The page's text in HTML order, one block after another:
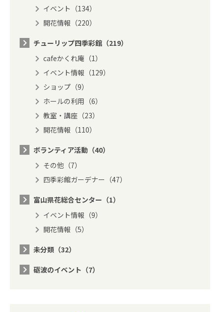
イベント（134）
開花情報（220）
チューリップ四季彩館（219）
cafeかくれ庵（1）
イベント情報（129）
ショップ（9）
ホールの利用（6）
教室・講座（23）
開花情報（110）
ボランティア活動（40）
その他（7）
四季彩館ガーデナー（47）
富山県花総合センター（1）
イベント情報（9）
開花情報（5）
未分類（32）
砺波のイベント（7）